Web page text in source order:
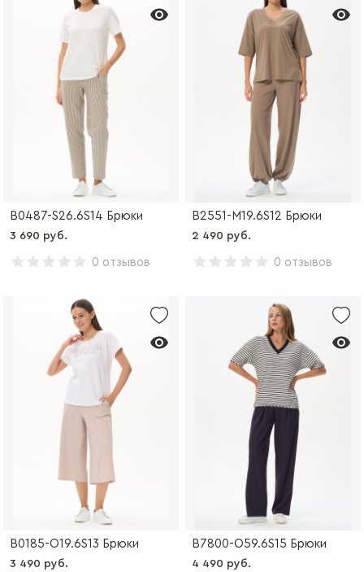
B0487-S26.6S14 Брюки
3 690 руб.
0 отзывов
B2551-M19.6S12 Брюки
2 490 руб.
0 отзывов
B0185-O19.6S13 Брюки
3 490 руб.
B7800-O59.6S15 Брюки
4 490 руб.